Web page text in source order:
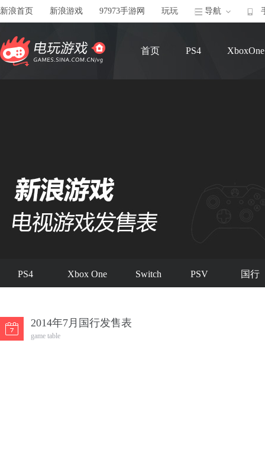
新浪首页 新浪游戏 97973手游网 玩玩 导航
首页 PS4 XboxOne
PS4 Xbox One Switch PSV 国行
2014年7月国行发售表
game table